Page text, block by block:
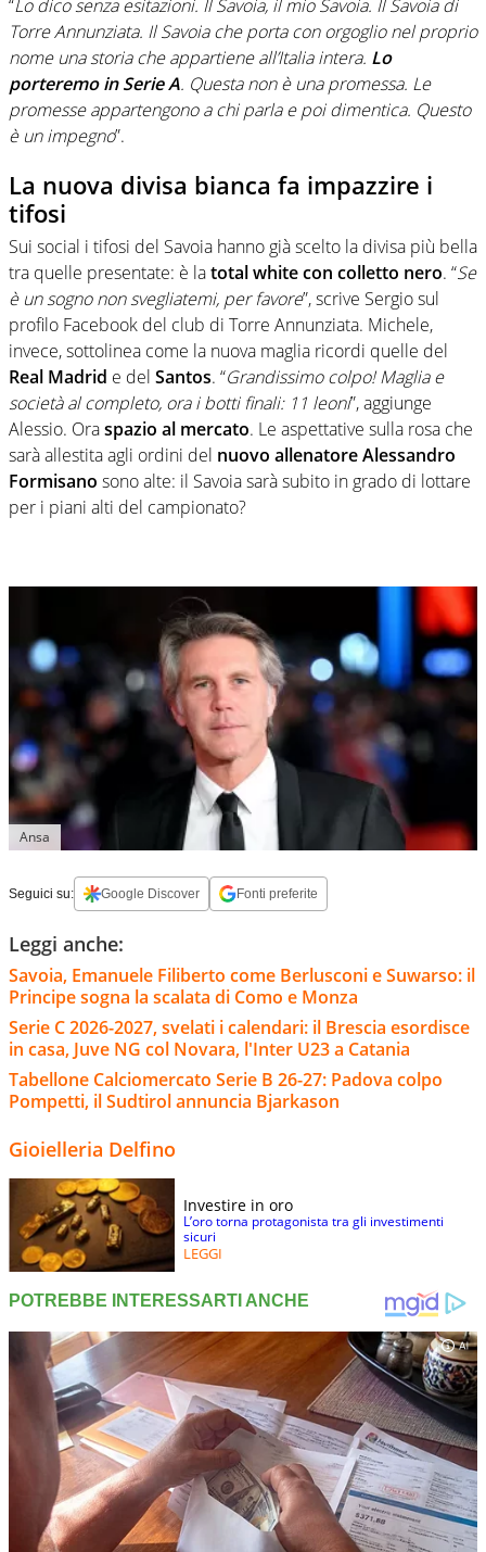
“Lo dico senza esitazioni. Il Savoia, il mio Savoia. Il Savoia di
Torre Annunziata. Il Savoia che porta con orgoglio nel proprio
nome una storia che appartiene all’Italia intera. Lo
porteremo in Serie A. Questa non è una promessa. Le
promesse appartengono a chi parla e poi dimentica. Questo
è un impegno”.
La nuova divisa bianca fa impazzire i
tifosi
Sui social i tifosi del Savoia hanno già scelto la divisa più bella
tra quelle presentate: è latotal white con colletto nero. “Se
è un sogno non svegliatemi, per favore”, scrive Sergio sul
profilo Facebook del club di Torre Annunziata. Michele,
invece, sottolinea come la nuova maglia ricordi quelle del
Real Madrid e del Santos. “Grandissimo colpo! Maglia e
società al completo, ora i botti finali: 11 leoni”, aggiunge
Alessio. Oraspazio al mercato. Le aspettative sulla rosa che
sarà allestita agli ordini del nuovo allenatore Alessandro
Formisano sono alte: il Savoia sarà subito in grado di lottare
per i piani alti del campionato?
Ansa
Seguici su: Google Discover Fonti preferite
Leggi anche:
Savoia, Emanuele Filiberto come Berlusconi e Suwarso: il
Principe sogna la scalata di Como e Monza
Serie C 2026-2027, svelati i calendari: il Brescia esordisce
in casa, Juve NG col Novara, l'Inter U23 a Catania
Tabellone Calciomercato Serie B 26-27: Padova colpo
Pompetti, il Sudtirol annuncia Bjarkason
Gioielleria Delfino
Investire in oro
L’oro torna protagonista tra gli investimenti
sicuri
LEGGI